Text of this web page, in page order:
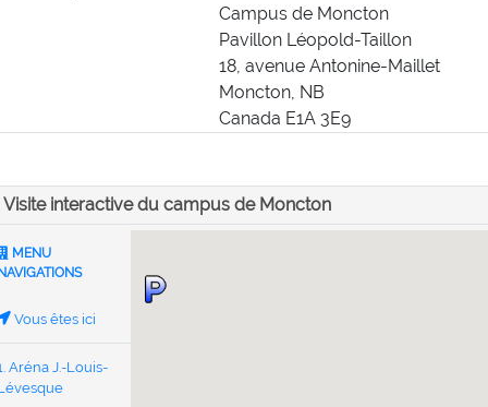
Campus de Moncton
Pavillon Léopold-Taillon
18, avenue Antonine-Maillet
Moncton, NB
Canada E1A 3E9
Visite interactive du campus de Moncton
MENU
Vous êtes ici
Aréna J.-Louis-